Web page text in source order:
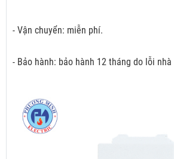
- Vận chuyển: miễn phí.
- Bảo hành: bảo hành 12 tháng do lỗi nhà